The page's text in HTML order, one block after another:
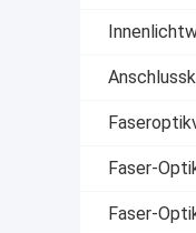
Faser-
Faser-